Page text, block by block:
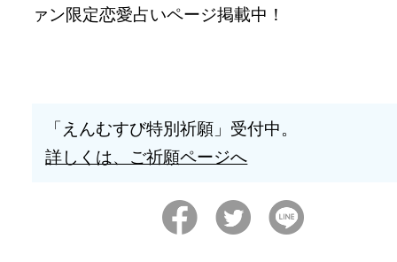
ァン限定恋愛占いページ掲載中！
「えんむすび特別祈願」受付中。
詳しくは、ご祈願ページへ